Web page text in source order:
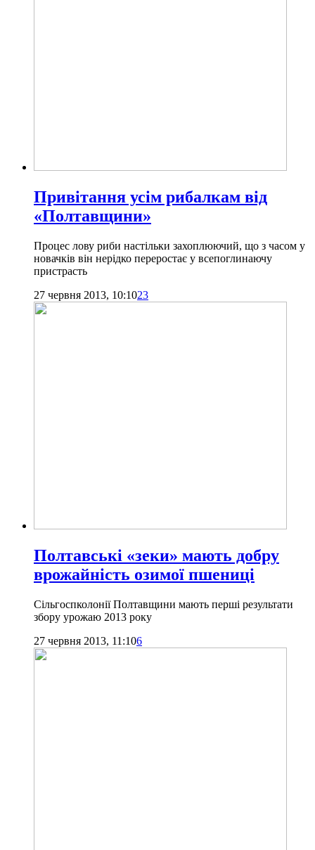
Привітання усім рибалкам від
«Полтавщини»
Процес лову риби настільки захоплюючий, що з часом у
новачків він нерідко переростає у всепоглинаючу
пристрасть
27 червня 2013, 10:1023
Полтавські «зеки» мають добру
врожайність озимої пшениці
Сільгоспколонії Полтавщини мають перші результати
збору урожаю 2013 року
27 червня 2013, 11:106